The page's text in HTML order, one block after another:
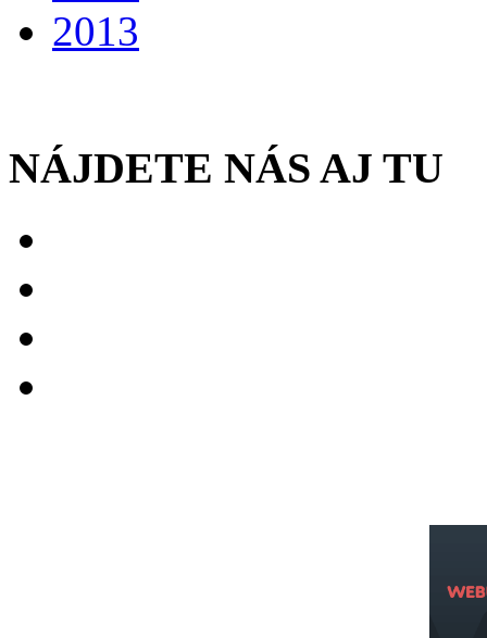
2013
NÁJDETE NÁS AJ TU